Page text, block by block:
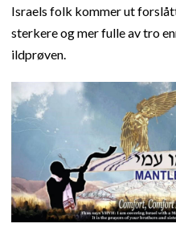
Israels folk kommer ut
sterkere og mer fulle av tro
ildprøven.